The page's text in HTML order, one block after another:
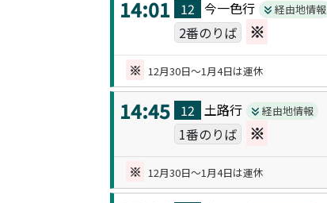
14:01 12 今一色行 経由地情報
2番のりば ※
※ 12月30日～1月4日は運休
14:45 12 土路行 経由地情報
1番のりば ※
※ 12月30日～1月4日は運休